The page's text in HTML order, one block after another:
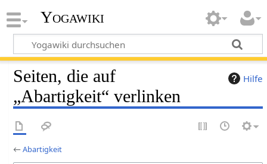
Yogawiki
Hilfe
Seiten, die auf
„Abartigkeit“ verlinken
←Abartigkeit